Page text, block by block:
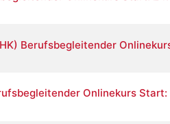
Berufsbegleitender
Onlinekurs